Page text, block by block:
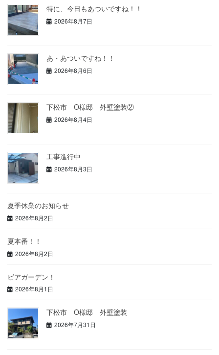
特に、今日もあついですね！！
2026年8月7日
あ・あついですね！！
2026年8月6日
下松市 O様邸 外壁塗装②
2026年8月4日
工事進行中
2026年8月3日
夏季休業のお知らせ
2026年8月2日
夏本番！！
2026年8月2日
ビアガーデン！
2026年8月1日
下松市 O様邸 外壁塗装
2026年7月31日